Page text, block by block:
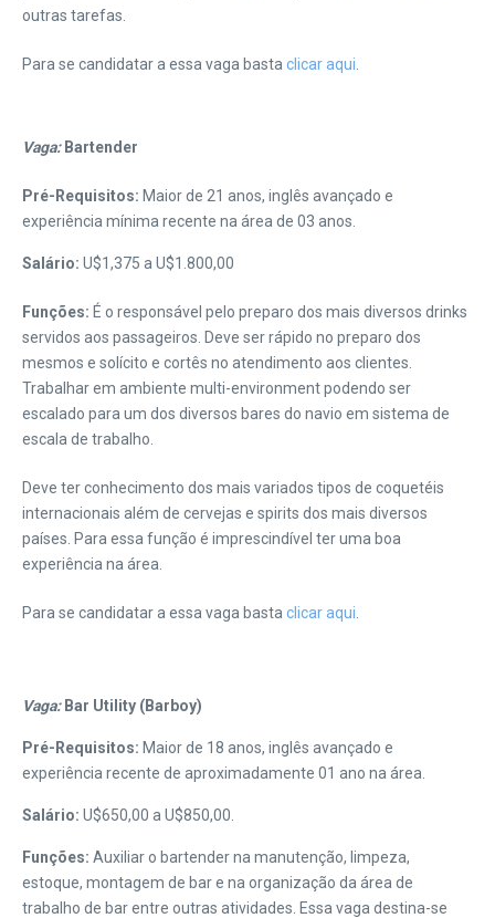
outras tarefas.
Para se candidatar a essa vaga basta clicar aqui
Vaga: Bartender
Pré-Requisitos: Maior de 21 anos, inglês avançado e
experiência mínima recente na área de 03 anos.
Salário: U$1,375 a U$1.800,00
Funções: É o responsável pelo preparo dos mais diversos drinks
servidos aos passageiros. Deve ser rápido no preparo dos
mesmos e solícito e cortês no atendimento aos clientes.
Trabalhar em ambiente multi-environment podendo ser
escalado para um dos diversos bares do navio em sistema de
escala de trabalho.
Deve ter conhecimento dos mais variados tipos de coquetéis
internacionais além de cervejas e spirits dos mais diversos
países. Para essa função é imprescindível ter uma boa
experiência na área.
Para se candidatar a essa vaga basta clicar aqui
Vaga: Bar Utility (Barboy)
Pré-Requisitos: Maior de 18 anos, inglês avançado e
experiência recente de aproximadamente 01 ano na área.
Salário: U$650,00 a U$850,00.
Funções: Auxiliar o bartender na manutenção, limpeza,
estoque, montagem de bar e na organização da área de
trabalho de bar entre outras atividades. Essa vaga destina-se